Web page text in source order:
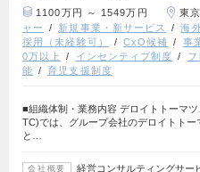
1100万円 ～ 1549万円 東
ャー
新規事業・新サービス 海
採用（未経験可）
CxO候補 事
0万以上
インセンティブ制度
能
育児支援制度
■組織体制・業務内容 デロイトトーマ
TC)では、グループ会社のデロイトトー
と…
会社概要 経営コンサルティングサー